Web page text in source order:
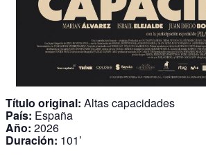
Título original: Altas capacidades
País: España
Año: 2026
Duración: 101’